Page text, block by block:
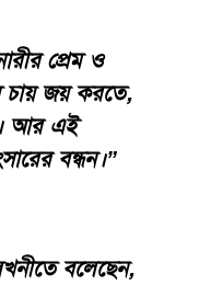
প্রেম ও
জয় করতে,
আর এই
বন্ধন।”
বলেছেন,